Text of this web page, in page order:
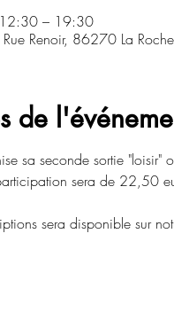
– 19:30
Rue Renoir, 86270 La
de
sa seconde sortie
sera de 22,50
sera disponible sur